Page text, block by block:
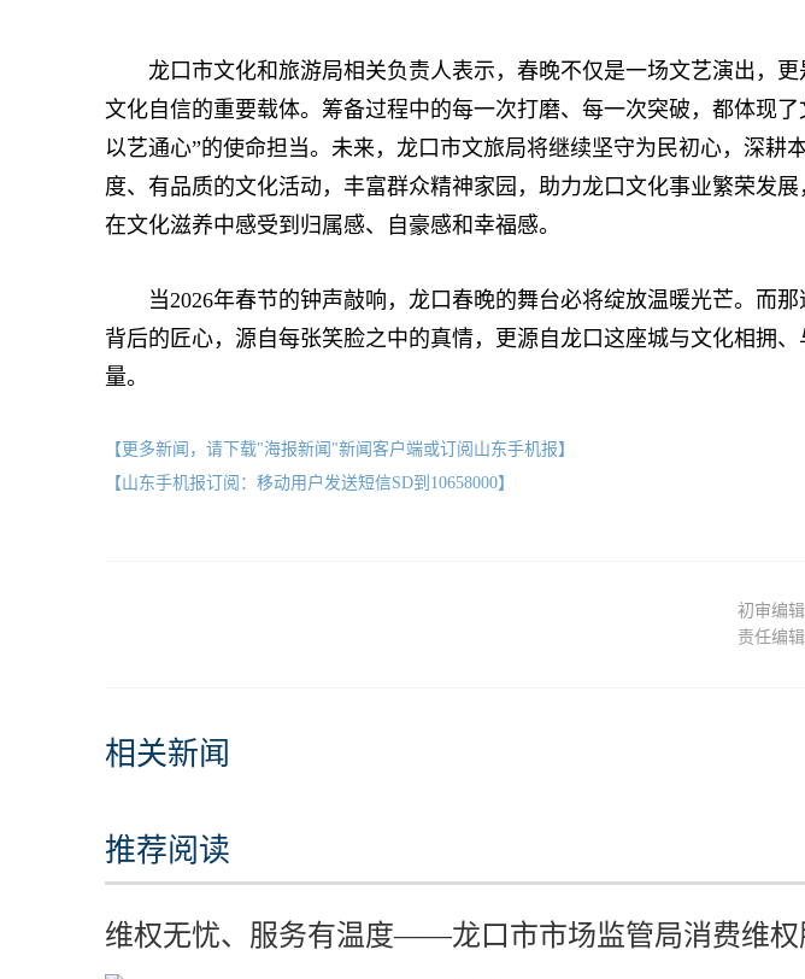
龙口市文化和旅游局相关负责人表示，春晚不仅是一场文艺演出，更
文化自信的重要载体。筹备过程中的每一次打磨、每一次突破，都体现了
以艺通心”的使命担当。未来，龙口市文旅局将继续坚守为民初心，深耕
度、有品质的文化活动，丰富群众精神家园，助力龙口文化事业繁荣发
在文化滋养中感受到归属感、自豪感和幸福感。
当2026年春节的钟声敲响，龙口春晚的舞台必将绽放温暖光芒。而那
背后的匠心，源自每张笑脸之中的真情，更源自龙口这座城与文化相拥
量。
【更多新闻，请下载"海报新闻"新闻客户端或订阅山东手机报】
【山东手机报订阅：移动用户发送短信SD到10658000】
初审编
责任编
相关新闻
推荐阅读
维权无忧、服务有温度——龙口市市场监管局消费维权